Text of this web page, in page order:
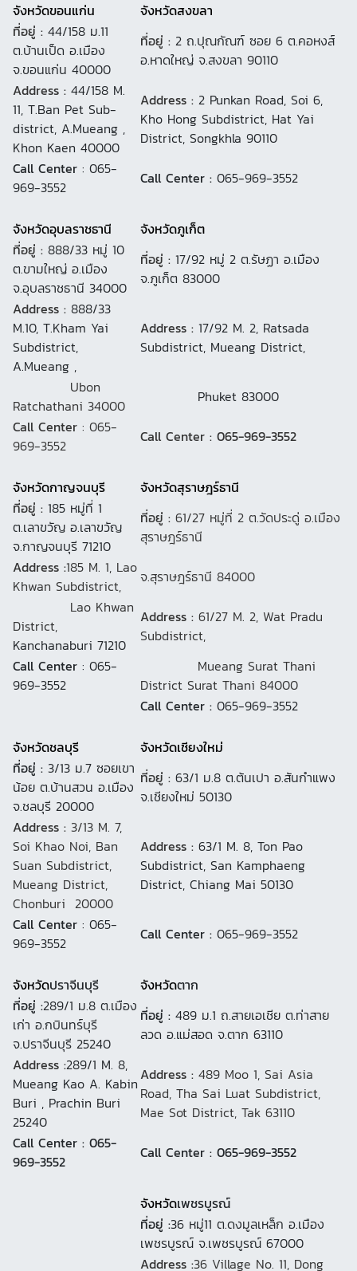
จังหวัดขอนแก่น
จังหวัดสงขลา
ที่อยู่ : 44/158 ม.11
ต.บ้านเป็ด อ.เมือง
จ.ขอนแก่น 40000
ที่อยู่ : 2 ถ.ปุณกัณฑ์ ซอย 6 ต.คอหงส์
อ.หาดใหญ่ จ.สงขลา 90110
Address : 44/158 M.
11, T.Ban Pet Sub-
district, A.Mueang ,
Khon Kaen 40000
Address : 2 Punkan Road, Soi 6,
Kho Hong Subdistrict, Hat Yai
District, Songkhla 90110
Call Center : 065-
969-3552
Call Center : 065-969-3552
จังหวัดอุบลราชธานี
จังหวัดภูเก็ต
ที่อยู่ : 888/33 หมู่ 10
ต.ขามใหญ่ อ.เมือง
จ.อุบลราชธานี 34000
ที่อยู่ : 17/92 หมู่ 2 ต.รัษฏา อ.เมือง
จ.ภูเก็ต 83000
Address : 888/33
M.10, T.Kham Yai
Subdistrict,
A.Mueang ,
Address : 17/92 M. 2, Ratsada
Subdistrict, Mueang District,
Ubon
Ratchathani 34000
Phuket 83000
Call Center : 065-
969-3552
Call Center : 065-969-3552
จังหวัดกาญจนบุรี
จังหวัดสุราษฎร์ธานี
ที่อยู่ : 185 หมู่ที่ 1
ต.เลาขวัญ อ.เลาขวัญ
จ.กาญจนบุรี 71210
ที่อยู่ : 61/27 หมู่ที่ 2 ต.วัดประดู่ อ.เมือง
สุราษฎร์ธานี
Address :185 M. 1, Lao
Khwan Subdistrict,
จ.สุราษฎร์ธานี 84000
Lao Khwan
District,
Kanchanaburi 71210
Address : 61/27 M. 2, Wat Pradu
Subdistrict,
Call Center : 065-
969-3552
Mueang Surat Thani
District Surat Thani 84000
Call Center : 065-969-3552
จังหวัดชลบุรี
จังหวัดเชียงใหม่
ที่อยู่ : 3/13 ม.7 ซอยเขา
น้อย ต.บ้านสวน อ.เมือง
จ.ชลบุรี 20000
ที่อยู่ : 63/1 ม.8 ต.ต้นเปา อ.สันกำแพง
จ.เชียงใหม่ 50130
Address : 3/13 M. 7,
Soi Khao Noi, Ban
Suan Subdistrict,
Mueang District,
Chonburi 20000
Address : 63/1 M. 8, Ton Pao
Subdistrict, San Kamphaeng
District, Chiang Mai 50130
Call Center : 065-
969-3552
Call Center : 065-969-3552
จังหวัดปราจีนบุรี จังหวัดตาก
ที่อยู่ :289/1 ม.8 ต.เมือง
เก่า อ.กบินทร์บุรี
จ.ปราจีนบุรี 25240
ที่อยู่ : 489 ม.1 ถ.สายเอเชีย ต.ท่าสาย
ลวด อ.แม่สอด จ.ตาก 63110
Address :289/1 M. 8,
Mueang Kao A. Kabin
Buri , Prachin Buri
25240
Address : 489 Moo 1, Sai Asia
Road, Tha Sai Luat Subdistrict,
Mae Sot District, Tak 63110
Call Center : 065-
969-3552
Call Center : 065-969-3552
จังหวัดเพชรบูรณ์
ที่อยู่ :36 หมู่11 ต.ดงมูลเหล็ก อ.เมือง
เพชรบูรณ์ จ.เพชรบูรณ์ 67000
Address :36 Village No. 11, Dong